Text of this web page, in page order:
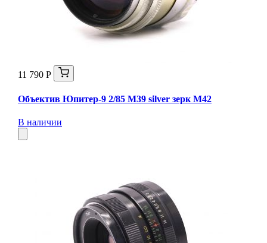
11 790 Р
Объектив Юпитер-9 2/85 М39 silver зерк М42
В наличии